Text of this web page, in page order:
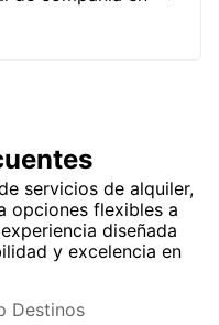
servicios de alquiler,
opciones flexibles a
diseñada
y excelencia en
Destinos